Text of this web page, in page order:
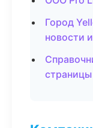
Город
новости
страницы